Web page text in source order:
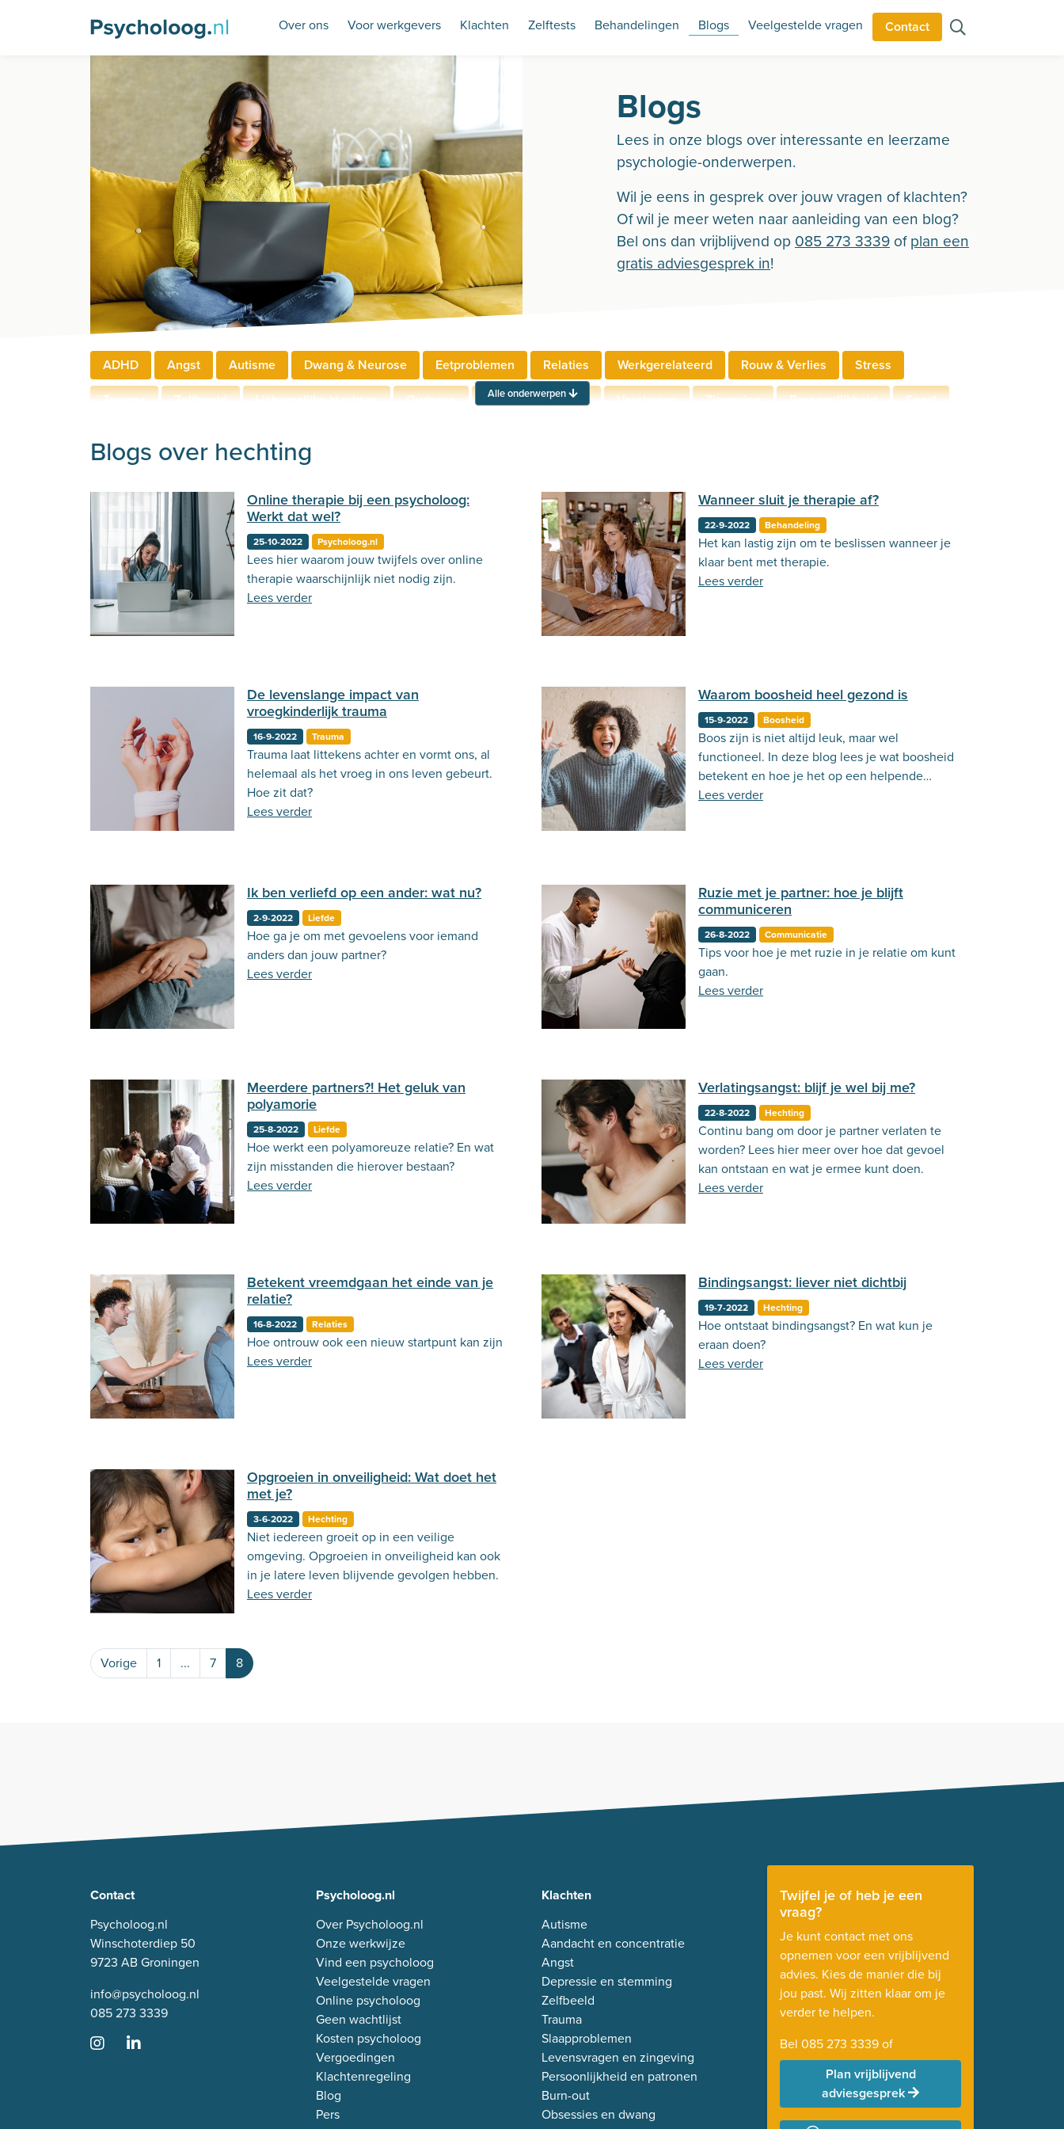
Over ons Voor werkgevers Klachten Zelftests Behandelingen Blogs Veelgestelde vragen Contact
Blogs
Lees in onze blogs over interessante en leerzame
psychologie-onderwerpen.
Wil je eens in gesprek over jouw vragen of klachten?
Of wil je meer weten naar aanleiding van een blog?
Bel ons dan vrijblijvend op 085 273 3339 ofplan een
gratis adviesgesprek in!
ADHD Angst Autisme Dwang & Neurose Eetproblemen Relaties Werkgerelateerd Rouw & Verlies
Stress
Trauma
Zelfbeeld Lichamelijke klachten Ouderen Neuropsychologie Verslaving Zingeving Persoonlijkheid
Sport
Alle onderwerpen
Blogs over hechting
Online therapie bij een psycholoog:
Werkt dat wel?
25-10-2022 Psycholoog.nl
Lees hier waarom jouw twijfels over online
therapie waarschijnlijk niet nodig zijn.
Lees verder
Wanneer sluit je therapie af?
22-9-2022 Behandeling
Het kan lastig zijn om te beslissen wanneer je
klaar bent met therapie.
Lees verder
De levenslange impact van
vroegkinderlijk trauma
16-9-2022 Trauma
Trauma laat littekens achter en vormt ons, al
helemaal als het vroeg in ons leven gebeurt.
Hoe zit dat?
Lees verder
Waarom boosheid heel gezond is
15-9-2022 Boosheid
Boos zijn is niet altijd leuk, maar wel
functioneel. In deze blog lees je wat boosheid
betekent en hoe je het op een helpende
manier inzet.
Lees verder
Ik ben verliefd op een ander: wat nu?
2-9-2022 Liefde
Hoe ga je om met gevoelens voor iemand
anders dan jouw partner?
Lees verder
Ruzie met je partner: hoe je blijft
communiceren
26-8-2022 Communicatie
Tips voor hoe je met ruzie in je relatie om kunt
gaan.
Lees verder
Meerdere partners?! Het geluk van
polyamorie
25-8-2022 Liefde
Hoe werkt een polyamoreuze relatie? En wat
zijn misstanden die hierover bestaan?
Lees verder
Verlatingsangst: blijf je wel bij me?
22-8-2022 Hechting
Continu bang om door je partner verlaten te
worden? Lees hier meer over hoe dat gevoel
kan ontstaan en wat je ermee kunt doen.
Lees verder
Betekent vreemdgaan het einde van je
relatie?
16-8-2022 Relaties
Hoe ontrouw ook een nieuw startpunt kan zijn
Lees verder
Bindingsangst: liever niet dichtbij
19-7-2022 Hechting
Hoe ontstaat bindingsangst? En wat kun je
eraan doen?
Lees verder
Opgroeien in onveiligheid: Wat doet het
met je?
3-6-2022 Hechting
Niet iedereen groeit op in een veilige
omgeving. Opgroeien in onveiligheid kan ook
in je latere leven blijvende gevolgen hebben.
Lees verder
Vorige 1 ... 7 8
Contact
Psycholoog.nl
Winschoterdiep 50
9723 AB Groningen
info@psycholoog.nl
085 273 3339
Twijfel je of heb je een
vraag?
Je kunt contact met ons
opnemen voor een vrijblijvend
advies. Kies de manier die bij
jou past. Wij zitten klaar om je
verder te helpen.
Bel 085 273 3339of
Plan vrijblijvend
adviesgesprek
Psycholoog.nl
Over Psycholoog.nl
Onze werkwijze
Vind een psycholoog
Veelgestelde vragen
Online psycholoog
Geen wachtlijst
Kosten psycholoog
Vergoedingen
Klachtenregeling
Blog
Pers
Klachten
Autisme
Aandacht en concentratie
Angst
Depressie en stemming
Zelfbeeld
Trauma
Slaapproblemen
Levensvragen en zingeving
Persoonlijkheid en patronen
Burn-out
Obsessies en dwang